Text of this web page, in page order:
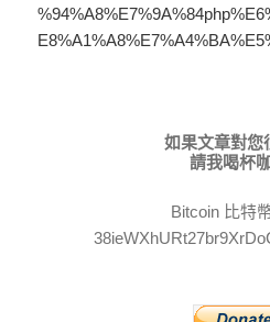
如果文章對您
請我喝杯
Bitcoin 比特